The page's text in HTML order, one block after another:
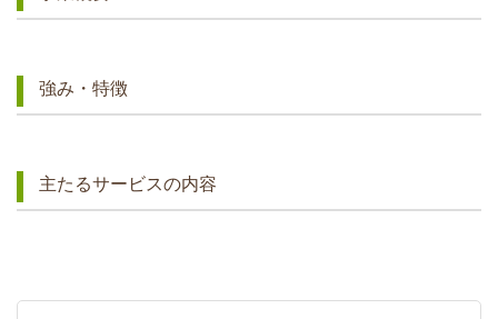
強み・特徴
主たるサービスの内容